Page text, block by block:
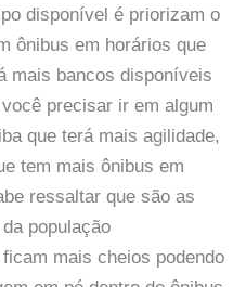
disponível é priorizam o
ônibus em horários que
mais bancos disponíveis
precisar ir em algum
que terá mais agilidade,
tem mais ônibus em
ressaltar que são as
população
mais cheios podendo